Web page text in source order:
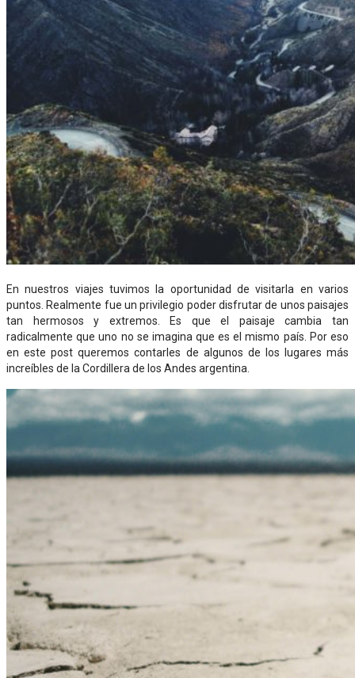
En nuestros viajes tuvimos la oportunidad de visitarla en varios
puntos. Realmente fue un privilegio poder disfrutar de unos paisajes
tan hermosos y extremos. Es que el paisaje cambia tan
radicalmente que uno no se imagina que es el mismo país. Por eso
en este post queremos contarles de algunos de los lugares más
increíbles de la Cordillera de los Andes argentina.